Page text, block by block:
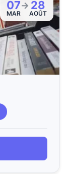
07
MAR
→ 28
AOÛT